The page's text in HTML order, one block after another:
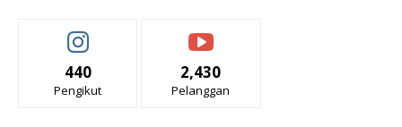
440
Pengikut
2,430
Pelanggan